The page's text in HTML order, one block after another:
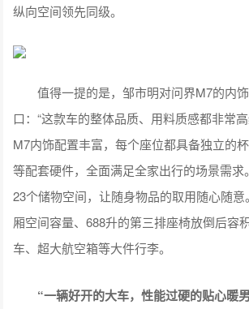
纵向空间领先同级。
值得一提的是，邹市明对问界M7的内饰
口：“这款车的整体品质、用料质感都非常
M7内饰配置丰富，每个座位都具备独立的
等配套硬件，全面满足全家出行的场景需求
23个储物空间，让随身物品的取用随心随
厢空间容量、688升的第三排座椅放倒后容
车、超大航空箱等大件行李。
“一辆好开的大车，性能过硬的贴心暖男